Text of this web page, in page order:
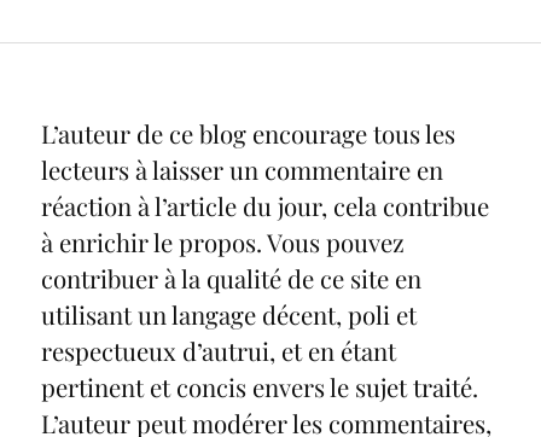
L’auteur de ce blog encourage tous les
lecteurs à laisser un commentaire en
réaction à l’article du jour, cela contribue
à enrichir le propos. Vous pouvez
contribuer à la qualité de ce site en
utilisant un langage décent, poli et
respectueux d’autrui, et en étant
pertinent et concis envers le sujet traité.
L’auteur peut modérer les commentaires,